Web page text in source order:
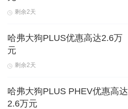
剩余2天
哈弗大狗PLUS优惠高达2.6万
元
剩余2天
哈弗大狗PLUS PHEV优惠高达
2.6万元